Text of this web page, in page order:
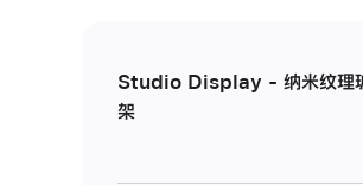
Studio Display - 纳米纹理
架